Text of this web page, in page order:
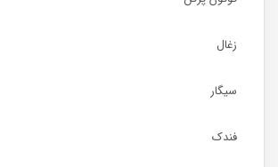
زغال
سیگار
فندک